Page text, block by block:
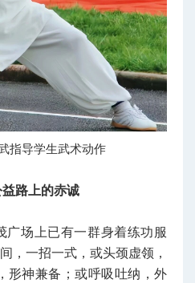
指导学生武术动作
路上的赤诚
广场上已有一群身着练功服
，一招一式，或头颈虚领，
形神兼备；或呼吸吐纳，外